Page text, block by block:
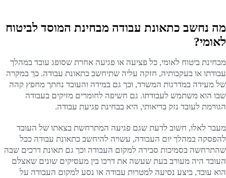
מה נחשב כתאונת עבודה מבחינת המוסד לביטוח
לאומי?
מבחינת ביטוח לאומי, כל פציעה או פגיעה אחרת שסופג עובד במהלך
עבודתו או בעקבותיה, חזקה עליה שתיחשב כתאונת עבודה. כך במקרה
של מעידה במדרגות המשרד, וכך גם במידה והעובד נחתך מחפץ קהה
שבו הוא משתמש לעבודתו. גם חשיפה לחומרים מזיקים בעבודה
הגורמת לעובד נזק בריאותי, היא בבחינת פגיעת עבודה.
מעבר לאלו, חשוב לדעת שגם פגיעה המתרחשת בצאתו של העובד
להפסקה במהלך יום העבודה, עשויה להיחשב כתאונת עבודה ככל
שהתרחשה בסמיכות סבירה למקום העבודה וכך גם תאונת דרכים שבה
העובד היה מעורב בעת שעשה את דרכו בין מעסיקים שונים שאצלם
הוא עובד, ביצע נסיעה למטרות עבודה או נסע למקום העבודה על